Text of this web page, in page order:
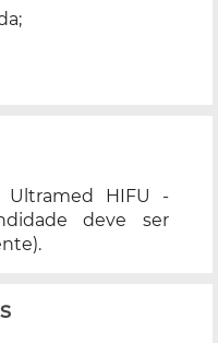
Ultramed HIFU -
deve ser